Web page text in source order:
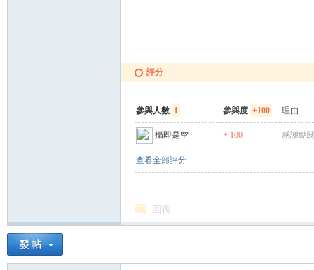
評分
參與人數 1 參與度 +100 理由
攝即是空 + 100 感謝點
查看全部評分
回復